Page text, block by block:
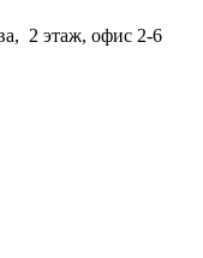
2 этаж, офис 2-6